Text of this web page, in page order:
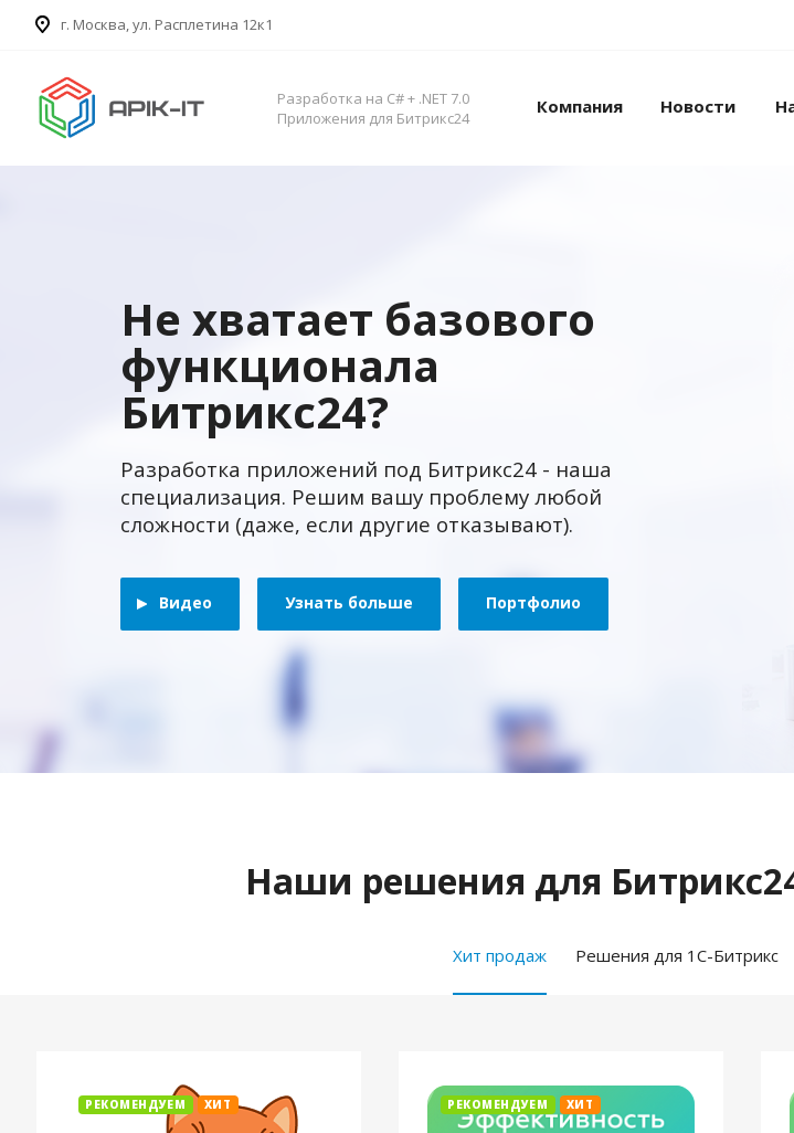
​г. Москва, ул. Расплетина 12к1
Разработка на C# + .NET 7.0
Приложения для Битрикс24
Компания Новости
Не хватает базового
функционала
Битрикс24?
Разработка приложений под Битрикс24 - наша
специализация. Решим вашу проблему любой
сложности (даже, если другие отказывают).
Видео Узнать больше Портфолио
Наши решения для
Хит продаж Решения для 1С-Битрикс
РЕКОМЕНДУЕМ ХИТ РЕКОМЕНДУЕМ ХИТ